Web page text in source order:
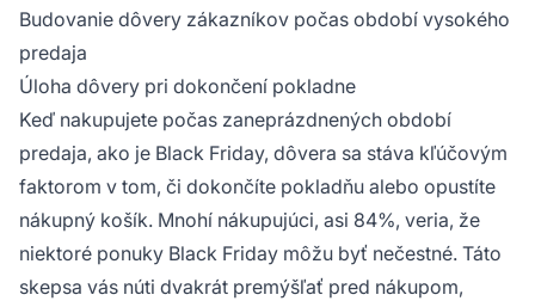
Budovanie dôvery zákazníkov počas období vysokého
predaja
Úloha dôvery pri dokončení pokladne
Keď nakupujete počas zaneprázdnených období
predaja, ako je Black Friday, dôvera sa stáva kľúčovým
faktorom v tom, či dokončíte pokladňu alebo opustíte
nákupný košík. Mnohí nákupujúci, asi 84%, veria, že
niektoré ponuky Black Friday môžu byť nečestné. Táto
skepsa vás núti dvakrát premýšľať pred nákupom,